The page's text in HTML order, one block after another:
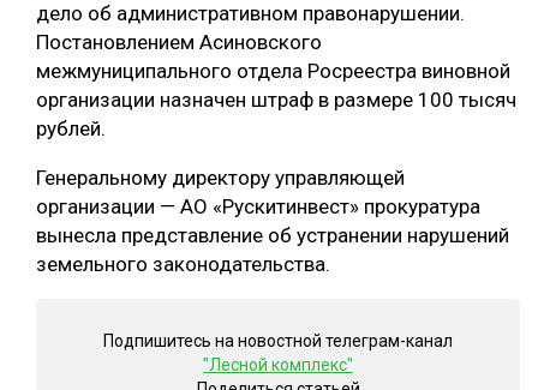
ЛЕСОПИЛЕНИЕ
ДЕРЕВЯННОЕ ДОМОСТРОЕНИЕ
БЕЗОПАСНОЕ ПРОИЗВОДСТВО
СУШКА ДРЕВЕСИНЫ
МЕБЕЛЬНОЕ ПРОИЗВОДСТВО
дело об административном правонарушении.
Постановлением Асиновского
межмуниципального отдела Росреестра виновной
организации назначен штраф в размере 100 тысяч
рублей.
Генеральному директору управляющей
организации — АО «Рускитинвест» прокуратура
вынесла представление об устранении нарушений
земельного законодательства.
Подпишитесь на новостной телеграм-канал
"Лесной комплекс"